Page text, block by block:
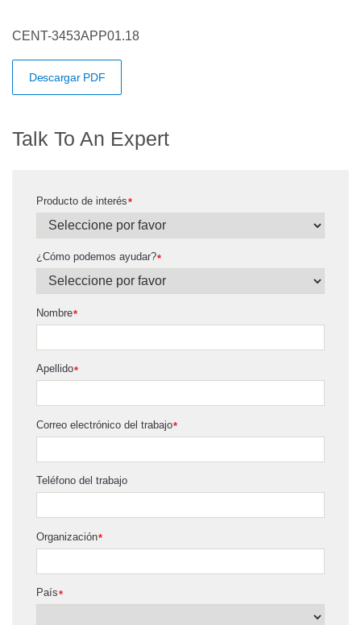
CENT-3453APP01.18
Descargar PDF
Talk To An Expert
*
Producto de interés
*
¿Cómo podemos ayudar?
*
Nombre
*
Apellido
*
Correo electrónico del trabajo
Teléfono del trabajo
*
Organización
*
País